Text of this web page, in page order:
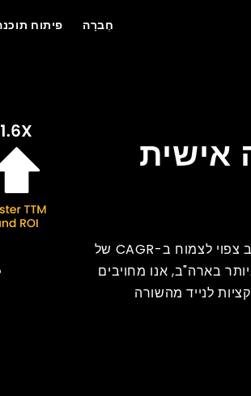
חֶברָה פיתוח
אישית
לפי שווי של 9.08 מיליארד דולר, שוק פיתוח התוכנה בהתאמה אישית בארה"ב צפוי לצמוח ב-CAGR של
ביותר בארה"ב, אנו מחויבים
לנייד מהשורה